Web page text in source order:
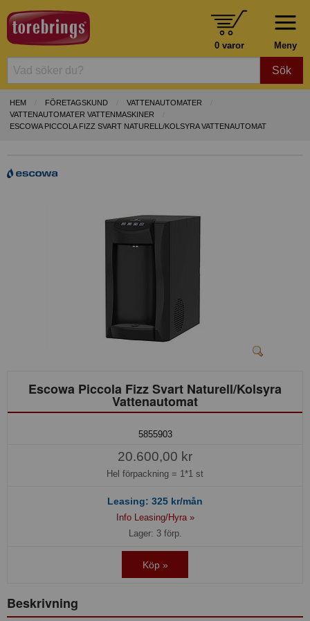
Meny
0 varor
Sök
HEM FÖRETAGSKUND
VATTENAUTOMATER
VATTENAUTOMATER VATTENMASKINER
ESCOWA PICCOLA FIZZ SVART NATURELL/KOLSYRA VATTENAUTOMAT
Escowa Piccola Fizz Svart Naturell/Kolsyra
Vattenautomat
5855903
20.600,00 kr
Hel förpackning = 1*1 st
Leasing: 325 kr/mån
Info Leasing/Hyra »
Lager: 3 förp.
Köp »
Beskrivning